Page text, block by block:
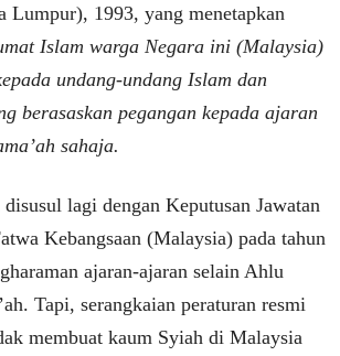
Lumpur), 1993, yang menetapkan
Islam warga Negara ini (Malaysia)
undang-undang Islam dan
berasaskan pegangan kepada ajaran
sahaja.
lagi dengan Keputusan Jawatan
Kebangsaan (Malaysia) pada tahun
ajaran-ajaran selain Ahlu
Tapi, serangkaian peraturan resmi
membuat kaum Syiah di Malaysia